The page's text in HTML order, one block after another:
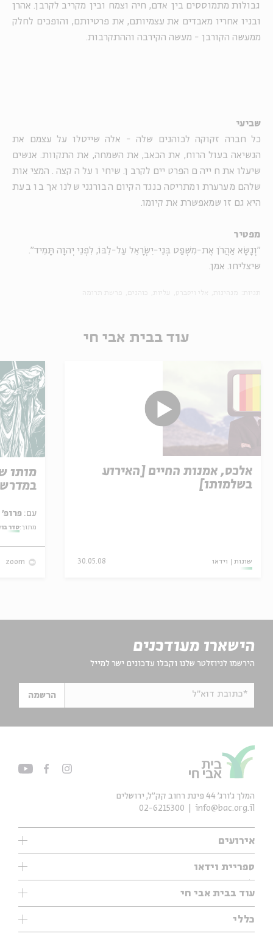
גבולות מתמוססים בין אדם, חיה וצמח ובין מקריב לקרבן. אהרן
ובניו אחריו מאבדים את עצמיותם, את פרטיותם, והופכים לחלק
ממעשה הקורבן - מעשה הקירבה וההתקרבות.
שביעי
כל חברה זקוקה לכוהנים שלה - אלה שייטלו על עצמם את
הנשיאה בעול הרוח, את הכאב, את השמחה, את התקוות. אנשים
שיעלו את חייהם הפרטיים לקרבן. שיחיו על הקצה. המציאות
שלהם מערערת ומתריסה כנגד הקיום הבורגני שלנו אך בו בעת
היא גם זו שמאפשרת את קיומו.
מפטיר
"וְנָשָׂא אַהֲרֹן אֶת-מִשְׁפַּט בְּנֵי-יִשְׂרָאֵל עַל-לִבּוֹ, לִפְנֵי יְהוָה תָּמִיד".
שיצליחו. אמן.
עוד בבית אבי חי
אלכס, אמנות החיים [האירוע
בשלמותו]
שונות וידאו 30.05.08
מותו
עם: פרופ' אביגדור שנאן
מתוך:סדר
zoom
הישארו מעודכנים
הירשמו לניוזלטר שלנו וקבלו עדכונים ישר למייל
*כתובת דוא"ל הרשמה
אירועים
עיון
אנגלית
נוער
ספריית וידאו
ילדים
מוזיקה
עיון
מיוחדים
עוד בבית אבי חי
תערוכות
מיוחדים
כללי
המלך ג'ורג' 44 פינת רחוב קק״ל, ירושלים
info@bac.org.il
02-6215300